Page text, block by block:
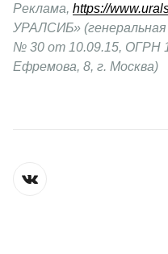
Реклама, https://
УРАЛСИБ» (генеральная
№ 30 от 10.09.15, ОГРН
Ефремова, 8, г. Москва)